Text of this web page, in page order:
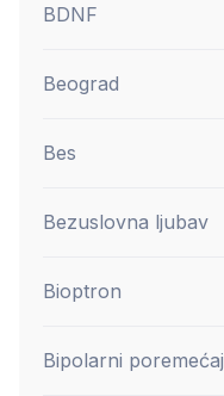
BDNF
Beograd
Bes
Bezuslovna ljubav
Bioptron
Bipolarni poremećaj